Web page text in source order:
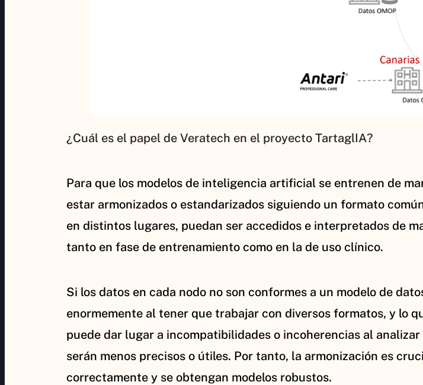
¿Cuál es el papel de Veratech en el proyecto TartaglIA?
Para que los modelos de inteligencia artificial se entrenen de
estar armonizados o estandarizados siguiendo un formato
en distintos lugares, puedan ser accedidos e interpretados de
tanto en fase de entrenamiento como en la de uso clínico.
Si los datos en cada nodo no son conformes a un modelo de
enormemente al tener que trabajar con diversos formatos, y lo
puede dar lugar a incompatibilidades o incoherencias al
serán menos precisos o útiles. Por tanto, la armonización es
correctamente y se obtengan modelos robustos.